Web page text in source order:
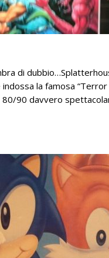
di
la famosa
90 davvero